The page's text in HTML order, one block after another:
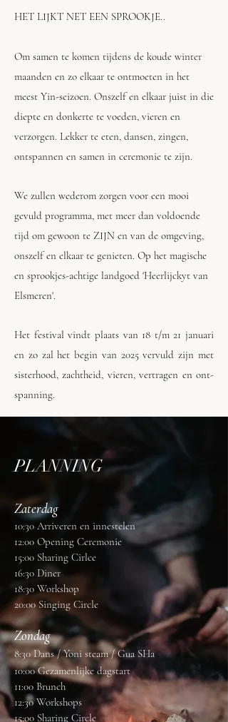
HET LIJKT NET EEN SPROOKJE..
Om samen te komen tijdens de koude winter
maanden en zo elkaar te ontmoeten in het
meest Yin-seizoen. Onszelf en elkaar juist in die
diepte en donkerte te voeden, vieren en
verzorgen. Lekker te eten, dansen, zingen,
ontspannen en samen in ceremonie te zijn.
We zullen wederom zorgen voor een mooi
gevuld programma, met meer dan voldoende
tijd om gewoon te ZIJN en van de omgeving,
onszelf en elkaar te genieten. Op het magische
en sprookjes-achtige landgoed 'Heerlijckyt van
Elsmeren'.
Het festival vindt plaats van 18 t/m 21 januari
en zo zal het begin van 2025 vervuld zijn met
sisterhood, zachtheid, vieren, vertragen en ont-
spanning.
PLANNING
Zaterdag
10:30 Arriveren en innestelen
12:00 Opening Ceremonie
15:00 Sharing Cirlce
16:30 Diner
18:30 Workshop
20:00 Singing Circle
Zondag
8:30 Dans / Yoni steam / Gua SHa
10:00 Gezamenlijke dagstart
11:00 Brunch
12:30 Workshops
15:00 Sharing Circle